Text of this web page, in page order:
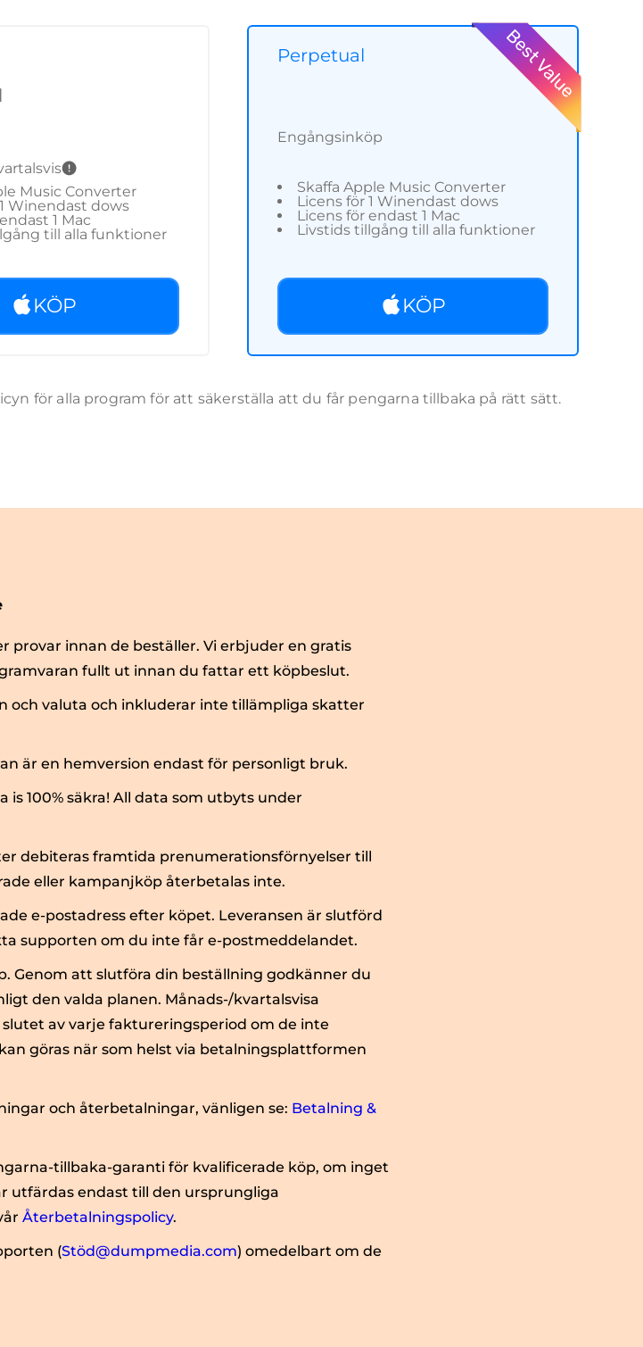
Music Converter
Winendast dows
1 Mac
till alla funktioner
KÖP
Perpetual
Engångsinköp
Skaffa Apple Music Converter
Licens för 1 Winendast dows
Licens för endast 1 Mac
Livstids tillgång till alla funktioner
KÖP
för alla program för att säkerställa att du får pengarna tillbaka på rätt sätt.
innan de beställer. Vi erbjuder en gratis
fullt ut innan du fattar ett köpbeslut.
och valuta och inkluderar inte tillämpliga skatter
är en hemversion endast för personligt bruk.
100% säkra! All data som utbyts under
debiteras framtida prenumerationsförnyelser till
eller kampanjköp återbetalas inte.
e-postadress efter köpet. Leveransen är slutförd
supporten om du inte får e-postmeddelandet.
Genom att slutföra din beställning godkänner du
den valda planen. Månads-/kvartalsvisa
av varje faktureringsperiod om de inte
göras när som helst via betalningsplattformen
och återbetalningar, vänligen se: Betalning &
tillbaka-garanti för kvalificerade köp, om inget
utfärdas endast till den ursprungliga
Återbetalningspolicy.
(Stöd@dumpmedia.com) omedelbart om de